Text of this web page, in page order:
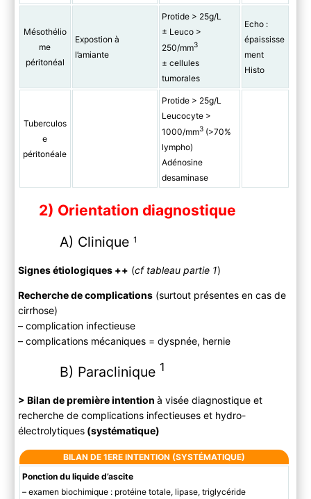
Mésothélio
me
péritonéal
Expostion à
l’amiante
Protide > 25g/L
± Leuco >
250/mm3
± cellules
tumorales
Echo :
épaississe
ment
Histo
Tuberculos
e
péritonéale
Protide > 25g/L
Leucocyte >
1000/mm3 (>70%
lympho)
Adénosine
desaminase
2) Orientation diagnostique
A) Clinique 1
Signes étiologiques ++ (cf tableau partie 1)
Recherche de complications(surtout présentes en cas de
cirrhose)
– complication infectieuse
– complications mécaniques = dyspnée, hernie
B) Paraclinique 1
> Bilan de première intention à visée diagnostique et
recherche de complications infectieuses et hydro-
électrolytiques(systématique)
BILAN DE 1ERE INTENTION (SYSTÉMATIQUE)
Ponction du liquide d’ascite
– examen biochimique : protéine totale, lipase, triglycéride